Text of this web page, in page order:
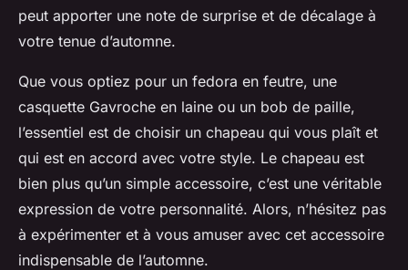
peut apporter une note de surprise et de décalage à
votre tenue d’automne.
Que vous optiez pour un fedora en feutre, une
casquette Gavroche en laine ou un bob de paille,
l’essentiel est de choisir un chapeau qui vous plaît et
qui est en accord avec votre style. Le chapeau est
bien plus qu’un simple accessoire, c’est une véritable
expression de votre personnalité. Alors, n’hésitez pas
à expérimenter et à vous amuser avec cet accessoire
indispensable de l’automne.